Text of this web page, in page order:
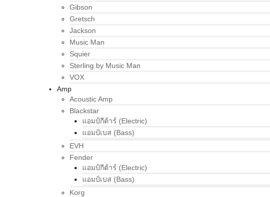
Gibson
Gretsch
Jackson
Music Man
Squier
Sterling by Music Man
VOX
Amp
Acoustic Amp
Blackstar
แอมป์กีต้าร์ (Electric)
แอมป์เบส (Bass)
EVH
Fender
แอมป์กีต้าร์ (Electric)
แอมป์เบส (Bass)
Korg